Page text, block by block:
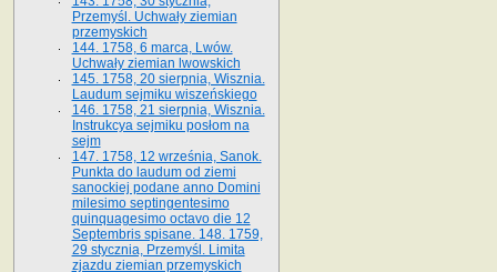
Przemyśl. Uchwały ziemian
przemyskich
144. 1758, 6 marca, Lwów.
Uchwały ziemian lwowskich
145. 1758, 20 sierpnia, Wisznia.
Laudum sejmiku wiszeńskiego
146. 1758, 21 sierpnia, Wisznia.
Instrukcya sejmiku posłom na
sejm
147. 1758, 12 września, Sanok.
Punkta do laudum od ziemi
sanockiej podane anno Domini
milesimo septingentesimo
quinquagesimo octavo die 12
Septembris spisane. 148. 1759,
29 stycznia, Przemyśl. Limita
zjazdu ziemian przemyskich